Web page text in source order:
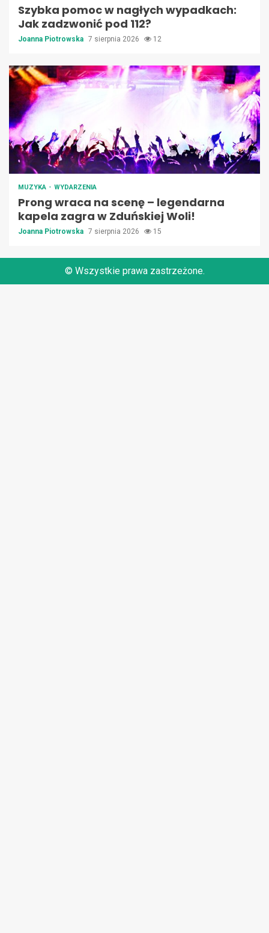
Szybka pomoc w nagłych wypadkach:
Jak zadzwonić pod 112?
Joanna Piotrowska 7 sierpnia 2026 12
MUZYKA WYDARZENIA
Prong wraca na scenę – legendarna
kapela zagra w Zduńskiej Woli!
Joanna Piotrowska 7 sierpnia 2026 15
© Wszystkie prawa zastrzeżone.